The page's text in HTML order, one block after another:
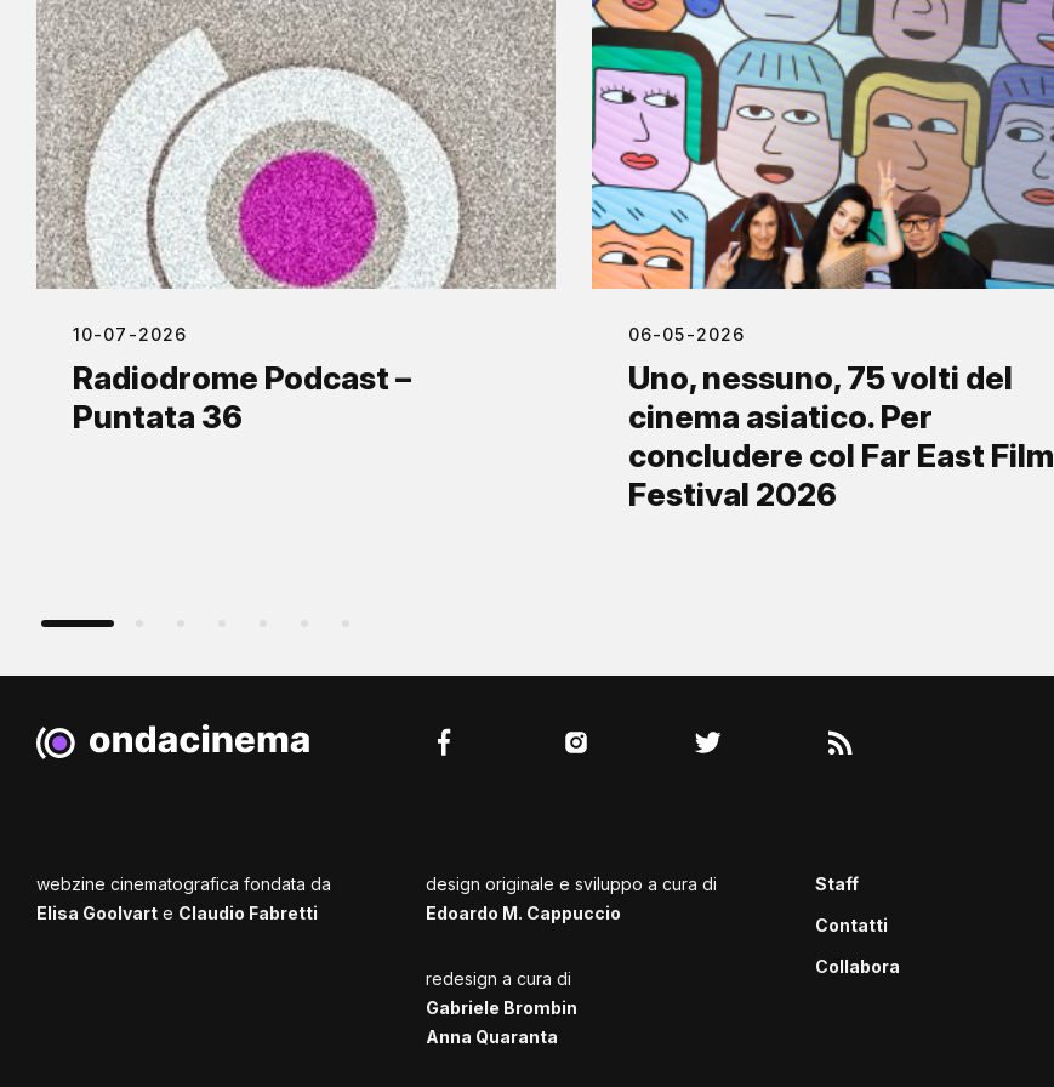
10-07-2026
Radiodrome Podcast –
Puntata 36
06-05-2026
Uno, nessuno, 75 volti del
cinema asiatico. Per
concludere col Far East Film
Festival 2026
webzine cinematografica fondata da
Elisa Goolvart e Claudio Fabretti
design originale e sviluppo a cura di
Edoardo M. Cappuccio
redesign a cura di
Gabriele Brombin
Anna Quaranta
Staff
Contatti
Collabora